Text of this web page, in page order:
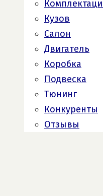
Кузов
Салон
Двигатель
Коробка
Подвеска
Тюнинг
Конкуренты
Отзывы